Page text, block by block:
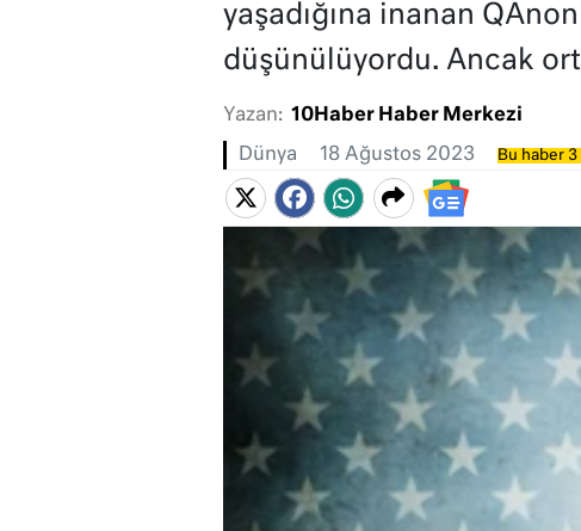
yaşadığına inanan
düşünülüyordu. Ancak
Yazan: 10Haber Haber Merkezi
Dünya 18 Ağustos 2023 Bu haber 3